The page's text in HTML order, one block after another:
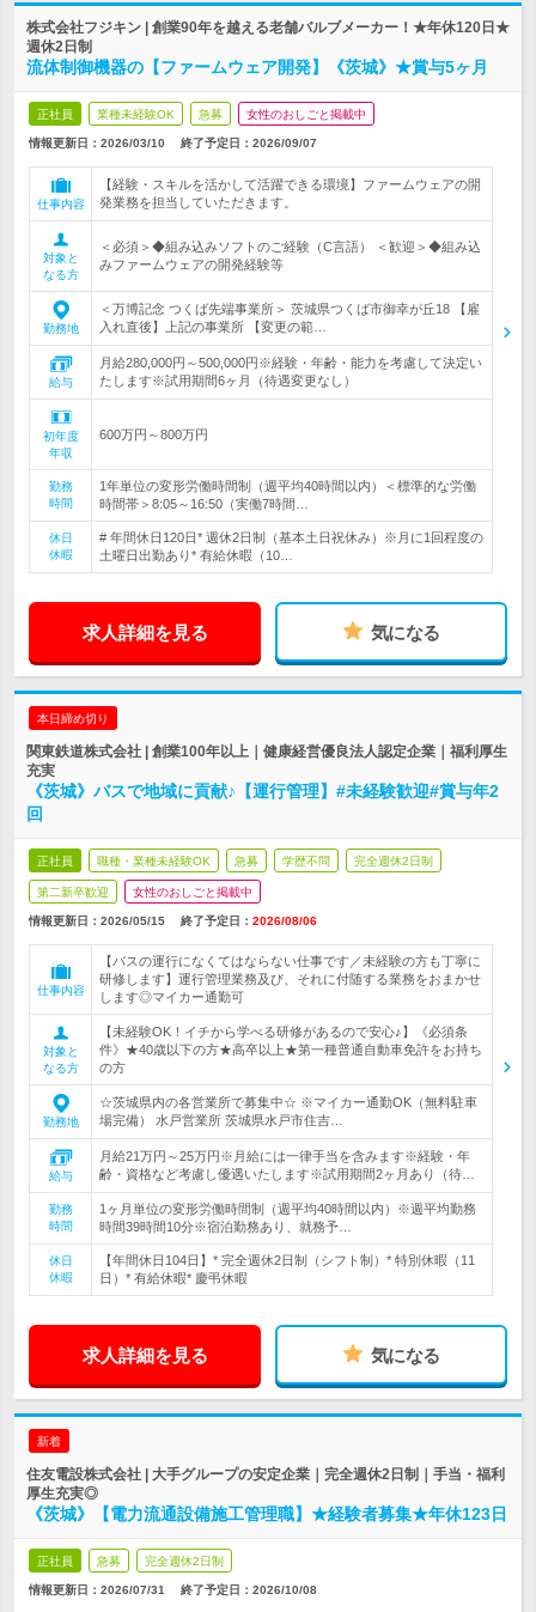
株式会社フジキン | 創業90年を越える老舗バルブメーカー！★年休120日★
週休2日制
流体制御機器の【ファームウェア開発】《茨城》★賞与5ヶ月
正社員 業種未経験OK 急募 女性のおしごと掲載中
情報更新日：2026/03/10 終了予定日： 2026/09/07
仕事内容
【経験・スキルを活かして活躍できる環境】ファームウェアの開
発業務を担当していただきます。
対象と
なる方
＜必須＞◆組み込みソフトのご経験（C言語） ＜歓迎＞◆組み込
みファームウェアの開発経験等
勤務地
＜万博記念 つくば先端事業所＞ 茨城県つくば市御幸が丘18 【雇
入れ直後】上記の事業所 【変更の範…
給与
月給280,000円～500,000円※経験・年齢・能力を考慮して決定い
たします※試用期間6ヶ月（待遇変更なし）
初年度
年収
600万円～800万円
勤務
時間
1年単位の変形労働時間制（週平均40時間以内）＜標準的な労働
時間帯＞8:05～16:50（実働7時間…
休日
休暇
# 年間休日120日* 週休2日制（基本土日祝休み）※月に1回程度の
土曜日出勤あり* 有給休暇（10…
求人詳細を見る 気になる
本日締め切り
関東鉄道株式会社 | 創業100年以上｜健康経営優良法人認定企業｜福利厚生
充実
《茨城》バスで地域に貢献♪【運行管理】#未経験歓迎#賞与年2
回
正社員 職種・業種未経験OK 急募 学歴不問 完全週休2日制
第二新卒歓迎 女性のおしごと掲載中
情報更新日：2026/05/15 終了予定日： 2026/08/06
仕事内容
【バスの運行になくてはならない仕事です／未経験の方も丁寧に
研修します】運行管理業務及び、それに付随する業務をおまかせ
します◎マイカー通勤可
対象と
なる方
【未経験OK！イチから学べる研修があるので安心♪】《必須条
件》★40歳以下の方★高卒以上★第一種普通自動車免許をお持ち
の方
勤務地
☆茨城県内の各営業所で募集中☆ ※マイカー通勤OK（無料駐車
場完備） 水戸営業所 茨城県水戸市住吉…
給与
月給21万円～25万円※月給には一律手当を含みます※経験・年
齢・資格など考慮し優遇いたします※試用期間2ヶ月あり（待…
勤務
時間
1ヶ月単位の変形労働時間制（週平均40時間以内）※週平均勤務
時間39時間10分※宿泊勤務あり、就務予…
休日
休暇
【年間休日104日】* 完全週休2日制（シフト制）* 特別休暇（11
日）* 有給休暇* 慶弔休暇
求人詳細を見る 気になる
新着
住友電設株式会社 | 大手グループの安定企業｜完全週休2日制｜手当・福利
厚生充実◎
《茨城》【電力流通設備施工管理職】★経験者募集★年休123日
正社員 急募 完全週休2日制
情報更新日：2026/07/31 終了予定日： 2026/10/08